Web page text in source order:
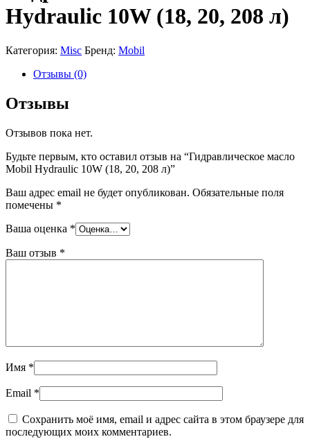
Hydraulic 10W (18, 20, 208 л)
Категория: Misc Бренд: Mobil
Отзывы (0)
Отзывы
Отзывов пока нет.
Будьте первым, кто оставил отзыв на “Гидравлическое масло
Mobil Hydraulic 10W (18, 20, 208 л)”
Ваш адрес email не будет опубликован. Обязательные поля
помечены *
Ваша оценка *
Ваш отзыв *
Имя *
Email *
Сохранить моё имя, email и адрес сайта в этом браузере для
последующих моих комментариев.